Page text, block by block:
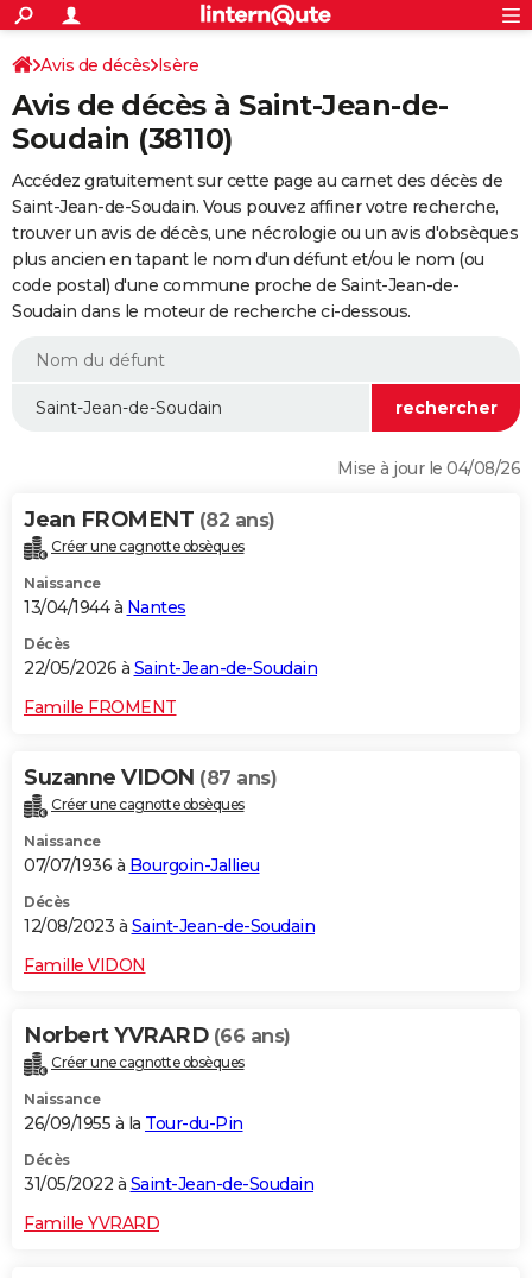
ACTUALITÉS
Politique
Société
Faits Divers
Education
Monde
Villes
+
SPORT
Coupe du monde 2026
Football
Tennis
Cyclisme
Rugby
Forum
CULTURE
FINANCE
Retraite
Impôts
Epargne
Immobilier
Risques naturels par ville
Banque
Assurance
Crédit
Essais
Réserver un essai
Citadines
Berlines
SUV
Forum auto
+
HIGH-TECH
Mobiles
Meilleur smartphone
Internet
Ordinateurs
Jeux vidéo
Guide high-tech
+
BRICOLAGE
Forum
Aménagement intérieur
Extérieur
Cuisine
Salle de bains
Jardinage
Rangement
WEEK-END
Guides de France
Escapades
Patrimoine
Expositions
Musées
Week-end nature
LIFESTYLE
Alimentation
Guide de la santé
Maladies
Médicaments
Sommeil
VOYAGE
Destinations
City break
Voyage nature
Voyage de noces
Forum
Climat
+PHOTO
GUIDES D'ACHAT
BONS PLANS
CARTE DE VOEUX
Dictionnaire
Biographies
Citations
Expressions
Proverbes
PROGRAMME TV
COPAINS D'AVANT
S'inscrire
Se connecter
Lycées
Collèges
Primaires
Universités
Entreprises
Service militaire
Avis de recherche
AVIS DE DÉCÈS
Avis de décès Isère
Avis de décès à Saint-Jean-de-
Soudain (38110)
Accédez gratuitement sur cette page au carnet des décès de
Saint-Jean-de-Soudain. Vous pouvez affiner votre recherche,
trouver un avis de décès, une nécrologie ou un avis d'obsèques
plus ancien en tapant le nom d'un défunt et/ou le nom (ou
code postal) d'une commune proche de Saint-Jean-de-
Soudain dans le moteur de recherche ci-dessous.
Mise à jour le 04/08/26
Jean FROMENT (82 ans)
Créer une cagnotte obsèques
Naissance
13/04/1944 à Nantes
Décès
22/05/2026 à Saint-Jean-de-Soudain
Famille FROMENT
Suzanne VIDON (87 ans)
Créer une cagnotte obsèques
Naissance
07/07/1936 à Bourgoin-Jallieu
Décès
12/08/2023 à Saint-Jean-de-Soudain
Famille VIDON
Norbert YVRARD (66 ans)
Créer une cagnotte obsèques
Naissance
26/09/1955 à la Tour-du-Pin
Décès
31/05/2022 à Saint-Jean-de-Soudain
Famille YVRARD